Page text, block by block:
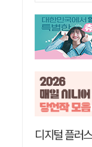
디지털 플러